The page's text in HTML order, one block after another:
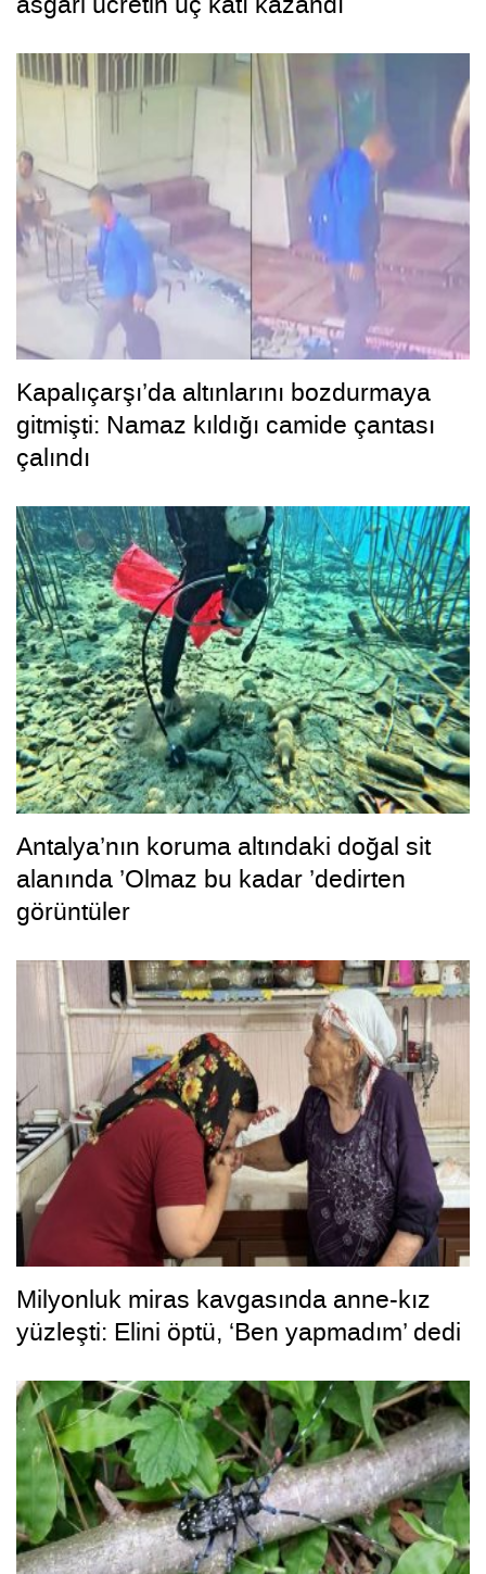
Kapalıçarşı’da altınlarını bozdurmaya
gitmişti: Namaz kıldığı camide çantası
çalındı
Antalya’nın koruma altındaki doğal sit
alanında ’Olmaz bu kadar ’dedirten
görüntüler
Milyonluk miras kavgasında anne-kız
yüzleşti: Elini öptü, ‘Ben yapmadım’ dedi